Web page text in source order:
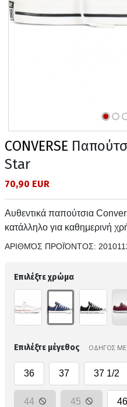
CONVERSE
Star
70,90 EUR
Αυθεντικά παπούτσια
κατάλληλο για καθημερινή
ΑΡΙΘΜΌΣ ΠΡΟΪΌΝΤΟΣ:
Επιλέξτε χρώμα
Επιλέξτε μέγεθος ΟΔΗΓΟΣ
36 37 37 1/2
44 45 46